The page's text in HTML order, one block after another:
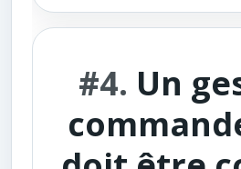
#4. Un